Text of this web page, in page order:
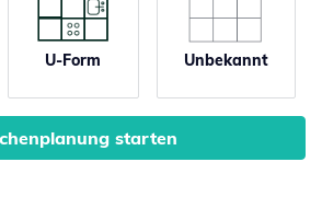
U-Form Unbekannt
starten